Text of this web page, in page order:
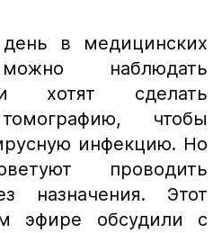
в медицинских
наблюдать
хотят сделать
чтобы
инфекцию. Но
проводить
назначения. Этот
эфире обсудили с